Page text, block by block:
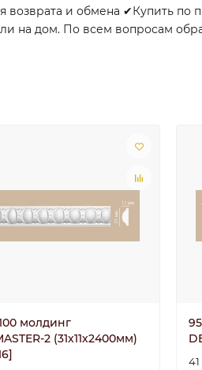
и обмена ✔Купить по
на дом. По всем вопросам
молдинг
2 (31х11х2400мм)
41